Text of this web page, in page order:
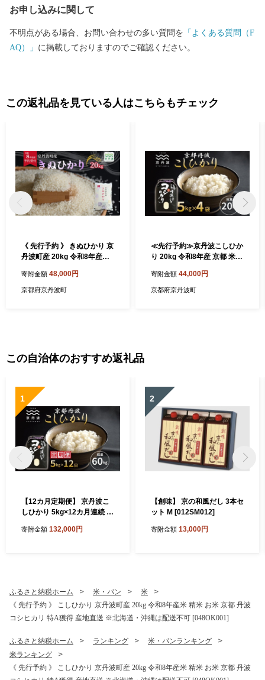
基幹産業である農業や食産業の活性化にもつなげていきたいと考
お申し込みに関して
不明点がある場合、お問い合わせの多い質問を 「よくある質問（F
AQ）」 に掲載しておりますのでご確認ください。
この返礼品を見ている人はこちらもチェック
《 先行予約 》 きぬひかり 京
丹波町産 20kg 令和8年産米
リ 特A獲得 産地直送 ※北海
道・沖縄は配送不可 [048OK
寄附金額 48,000円
京都府京丹波町
≪先行予約≫京丹波こしひか
り 20kg 令和8年産 京都 米
沖縄は配送不可 [033MB001]
寄附金額 44,000円
京都府京丹波町
この自治体のおすすめ返礼品
1
【12カ月定期便】 京丹波こ
しひかり 5kg×12カ月連続 合
米 コシヒカリ ※北海道・沖
寄附金額 132,000円
2
【創味】 京の和風だし 3本セ
ット M [012SM012]
寄附金額 13,000円
ふるさと納税ホーム 米・パン
米
《 先行予約 》 こしひかり 京丹波町産 20kg 令和8年産米 精米 お米 京都 丹波
コシヒカリ 特A獲得 産地直送 ※北海道・沖縄は配送不可 [048OK001]
ふるさと納税ホーム ランキング
米・パンランキング
米ランキング
《 先行予約 》 こしひかり 京丹波町産 20kg 令和8年産米 精米 お米 京都 丹波